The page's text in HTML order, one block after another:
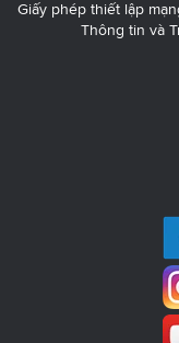
Giấy phép thiết lập
Thông tin và